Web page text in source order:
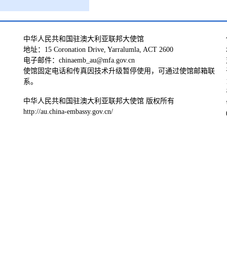
中华人民共和国驻澳大利亚联邦大使馆
地址：15 Coronation Drive, Yarralumla, ACT 2600
电子邮件：chinaemb_au@mfa.gov.cn
使馆固定电话和传真因技术升级暂停使用，可通过使馆邮箱联
系。
中华人民共和国驻澳大利亚联邦大使馆 版权所有
http://au.china-embassy.gov.cn/